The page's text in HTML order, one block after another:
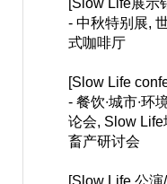
[Slow Life展示
- 中秋特别展,
式咖啡厅
[Slow Life
- 餐饮∙城市∙环
论会, Slow
畜产研讨会
[Slow Life 公演